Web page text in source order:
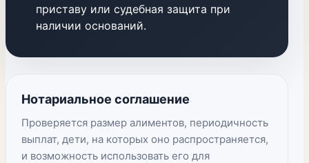
приставу или судебная защита при
наличии оснований.
Нотариальное соглашение
Проверяется размер алиментов, периодичность
выплат, дети, на которых оно распространяется,
и возможность использовать его для